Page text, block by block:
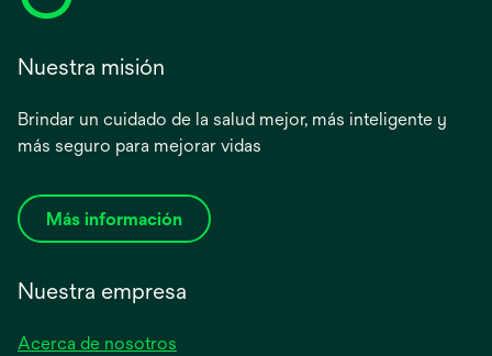
Nuestra misión
Brindar un cuidado de la salud mejor, más inteligente y
más seguro para mejorar vidas
Más información
Nuestra empresa
Acerca de nosotros